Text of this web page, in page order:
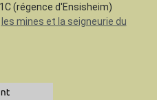
(régence d'Ensisheim)
les mines et la seigneurie du